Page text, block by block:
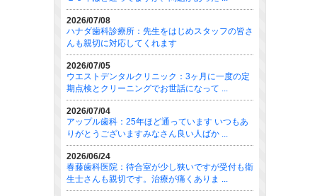
2026/07/08
ハナダ歯科診療所：先生をはじめスタッフの皆さ
んも親切に対応してくれます
2026/07/05
ウエストデンタルクリニック：3ヶ月に一度の定
期点検とクリーニングでお世話になって ...
2026/07/04
アップル歯科：25年ほど通っています いつもあ
りがとうございますみなさん良い人ばか ...
2026/06/24
春藤歯科医院：待合室が少し狭いですが受付も衛
生士さんも親切です。治療が痛くありま ...